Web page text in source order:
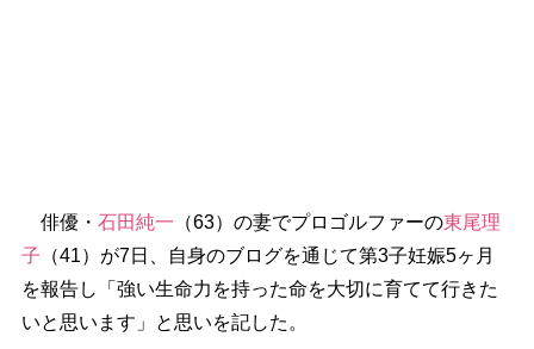
俳優・ 石田純一 （63）の妻でプロゴルファーの東尾理
子 （41）が7日、自身のブログを通じて第3子妊娠5ヶ月
を報告し「強い生命力を持った命を大切に育てて行きた
いと思います」と思いを記した。